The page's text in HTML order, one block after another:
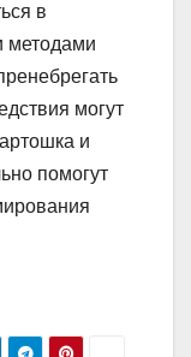
в
методами
могут
и
помогут